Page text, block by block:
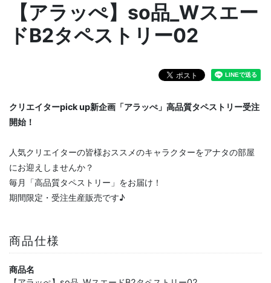
【アラッぺ】so品_Wスエー
ドB2タペストリー02
クリエイターpick up新企画「アラッぺ」高品質タペストリー受注
開始！
人気クリエイターの皆様おススメのキャラクターをアナタの部屋
にお迎えしませんか？
毎月「高品質タペストリー」をお届け！
期間限定・受注生産販売です♪
商品仕様
商品名